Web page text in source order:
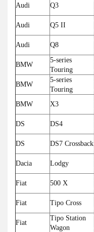
Audi
Q3
Audi
Q5 II
Audi
Q8
BMW
5-series
Touring
BMW
5-series
Touring
BMW
X3
DS
DS4
DS
DS7 Crossback
Dacia
Lodgy
Fiat
500 X
Fiat
Tipo Cross
Fiat
Tipo Station
Wagon